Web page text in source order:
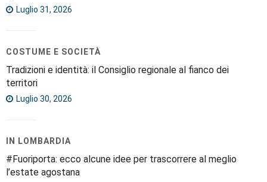
Luglio 31, 2026
COSTUME E SOCIETÀ
Tradizioni e identità: il Consiglio regionale al fianco dei
territori
Luglio 30, 2026
IN LOMBARDIA
#Fuoriporta: ecco alcune idee per trascorrere al meglio
l’estate agostana